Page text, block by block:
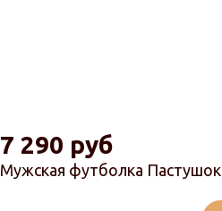
Мужская футболка Пастушок
7 290 руб